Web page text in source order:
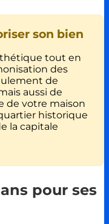
son bien
tout en
des
de
aussi de
de votre maison
historique
la capitale
pour ses